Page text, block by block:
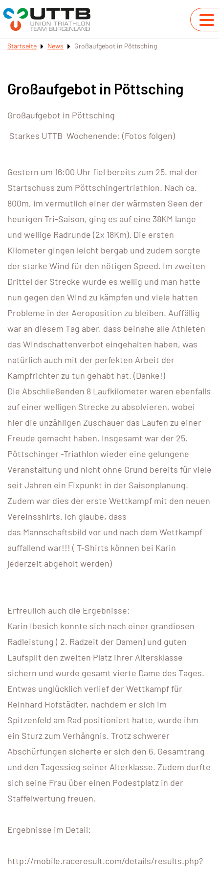
Startseite News Großaufgebot in Pöttsching
Großaufgebot in Pöttsching
Großaufgebot in Pöttsching
Starkes UTTB Wochenende: (Fotos folgen)
Gestern um 16:00 Uhr fiel bereits zum 25. mal der
Startschuss zum Pöttschingertriathlon. Nach ca.
800m, im vermutlich einer der wärmsten Seen der
heurigen Tri-Saison, ging es auf eine 38KM lange
und wellige Radrunde (2x 18Km). Die ersten
Kilometer gingen leicht bergab und zudem sorgte
der starke Wind für den nötigen Speed. Im zweiten
Drittel der Strecke wurde es wellig und man hatte
nun gegen den Wind zu kämpfen und viele hatten
Probleme in der Aeroposition zu bleiben. Auffällig
war an diesem Tag aber, dass beinahe alle Athleten
das Windschattenverbot eingehalten haben, was
natürlich auch mit der perfekten Arbeit der
Kampfrichter zu tun gehabt hat. (Danke!)
Die Abschließenden 8 Laufkilometer waren ebenfalls
auf einer welligen Strecke zu absolvieren, wobei
hier die unzähligen Zuschauer das Laufen zu einer
Freude gemacht haben. Insgesamt war der 25.
Pöttschinger -Triathlon wieder eine gelungene
Veranstaltung und nicht ohne Grund bereits für viele
seit Jahren ein Fixpunkt in der Saisonplanung.
Zudem war dies der erste Wettkampf mit den neuen
Vereinsshirts. Ich glaube, dass
das Mannschaftsbild vor und nach dem Wettkampf
auffallend war!!! ( T-Shirts können bei Karin
jederzeit abgeholt werden)
Erfreulich auch die Ergebnisse:
Karin Ibesich konnte sich nach einer grandiosen
Radleistung ( 2. Radzeit der Damen) und guten
Laufsplit den zweiten Platz ihrer Altersklasse
sichern und wurde gesamt vierte Dame des Tages.
Entwas unglücklich verlief der Wettkampf für
Reinhard Hofstädter, nachdem er sich im
Spitzenfeld am Rad positioniert hatte, wurde ihm
ein Sturz zum Verhängnis. Trotz schwerer
Abschürfungen sicherte er sich den 6. Gesamtrang
und den Tagessieg seiner Alterklasse. Zudem durfte
sich seine Frau über einen Podestplatz in der
Staffelwertung freuen.
Ergebnisse im Detail:
http://mobile.raceresult.com/details/results.php?